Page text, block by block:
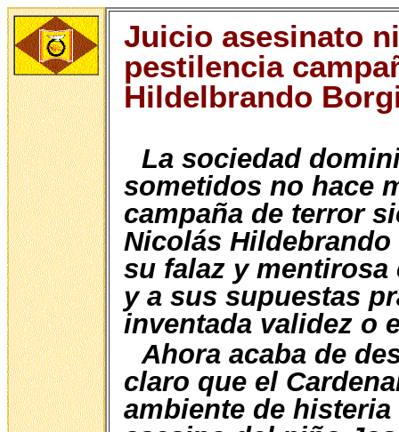
Juicio asesinato
pestilencia
Hildelbrando
La sociedad
sometidos no hace
campaña de terror
Nicolás
su falaz y
y a sus supuestas
inventada validez o
Ahora acaba de
claro que el
ambiente de